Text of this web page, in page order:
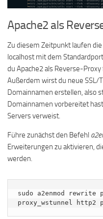
Apache2 als
Zu diesem Zeitpunkt laufen
localhost mit dem
du Apache2 als Reverse-
Außerdem wirst du neue SSL/
Domainnamen erstellen, also
Domainnamen vorbereitet
Servers verweist.
Führe zunächst den Befehl
Erweiterungen zu aktivieren,
werden.
sudo a2enmod rewrite
proxy_wstunnel http2